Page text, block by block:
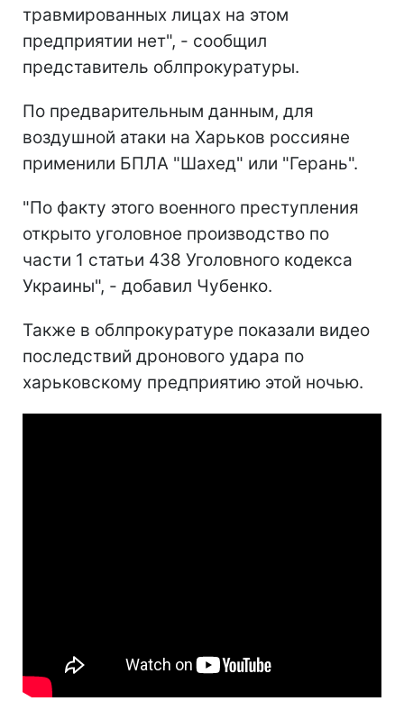
травмированных лицах на этом
предприятии нет", - сообщил
представитель облпрокуратуры.
По предварительным данным, для
воздушной атаки на Харьков россияне
применили БПЛА "Шахед" или "Герань".
"По факту этого военного преступления
открыто уголовное производство по
части 1 статьи 438 Уголовного кодекса
Украины", - добавил Чубенко.
Также в облпрокуратуре показали видео
последствий дронового удара по
харьковскому предприятию этой ночью.